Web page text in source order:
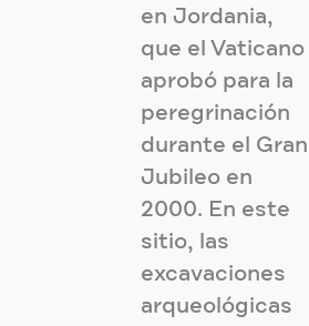
en Jordania,
que el Vaticano
aprobó para la
peregrinación
durante el Gran
Jubileo en
2000. En este
sitio, las
excavaciones
arqueológicas